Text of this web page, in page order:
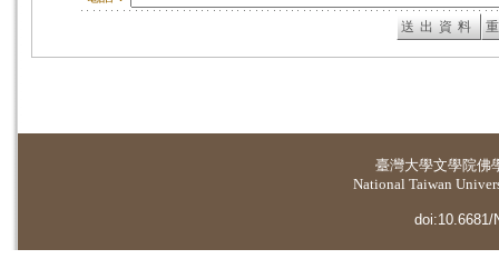
臺灣大學文學院佛
National Taiwan
doi:10.6681/